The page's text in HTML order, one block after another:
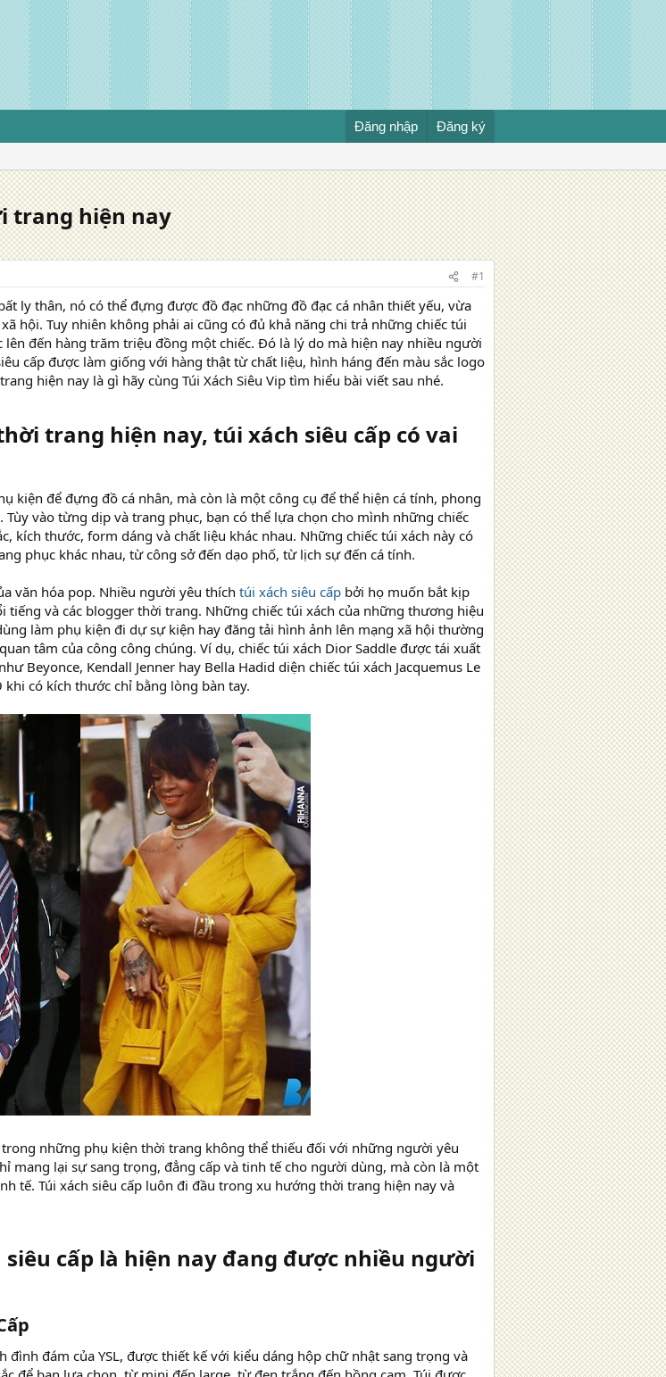
Đăng nhập Đăng ký
trang hiện nay
#1
ly thân, nó có thể đựng được đồ đạc những đồ đạc cá nhân thiết yếu, vừa
hội. Tuy nhiên không phải ai cũng có đủ khả năng chi trả những chiếc túi
lên đến hàng trăm triệu đồng một chiếc. Đó là lý do mà hiện nay nhiều người
cấp được làm giống với hàng thật từ chất liệu, hình háng đến màu sắc logo
hiện nay là gì hãy cùng Túi Xách Siêu Vip tìm hiểu bài viết sau nhé.
trang hiện nay, túi xách siêu cấp có vai
kiện để đựng đồ cá nhân, mà còn là một công cụ để thể hiện cá tính, phong
vào từng dịp và trang phục, bạn có thể lựa chọn cho mình những chiếc
kích thước, form dáng và chất liệu khác nhau. Những chiếc túi xách này có
phục khác nhau, từ công sở đến dạo phố, từ lịch sự đến cá tính.
văn hóa pop. Nhiều người yêu thích túi xách siêu cấp bởi họ muốn bắt kịp
tiếng và các blogger thời trang. Những chiếc túi xách của những thương hiệu
làm phụ kiện đi dự sự kiện hay đăng tải hình ảnh lên mạng xã hội thường
tâm của công công chúng. Ví dụ, chiếc túi xách Dior Saddle được tái xuất
Beyonce, Kendall Jenner hay Bella Hadid diện chiếc túi xách Jacquemus Le
có kích thước chỉ bằng lòng bàn tay.
những phụ kiện thời trang không thể thiếu đối với những người yêu
mang lại sự sang trọng, đẳng cấp và tinh tế cho người dùng, mà còn là một
tế. Túi xách siêu cấp luôn đi đầu trong xu hướng thời trang hiện nay và
cấp là hiện nay đang được nhiều người
đám của YSL, được thiết kế với kiểu dáng hộp chữ nhật sang trọng và